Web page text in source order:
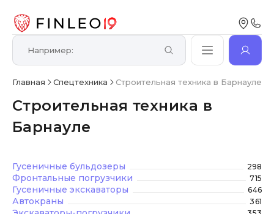
Главная Спецтехника Строительная техника в Барнауле
Строительная техника в
Барнауле
Гусеничные бульдозеры 298
Фронтальные погрузчики 715
Гусеничные экскаваторы 646
Автокраны 361